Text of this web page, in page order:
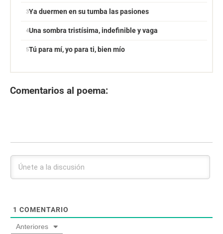
Ya duermen en su tumba las pasiones
Una sombra tristísima, indefinible y vaga
Tú para mí, yo para ti, bien mío
Comentarios al poema:
1 COMENTARIO
Anteriores